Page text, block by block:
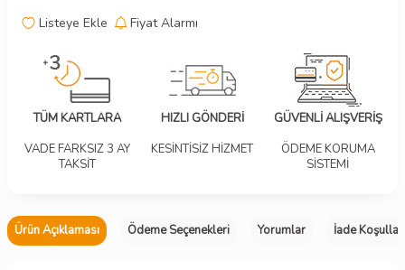
Listeye Ekle Fiyat Alarmı
TÜM KARTLARA
VADE FARKSIZ 3 AY
TAKSİT
HIZLI GÖNDERİ
KESİNTİSİZ HİZMET
GÜVENLİ ALIŞVERİŞ
ÖDEME KORUMA
SİSTEMİ
Ürün Açıklaması Ödeme Seçenekleri Yorumlar İade Koşulları